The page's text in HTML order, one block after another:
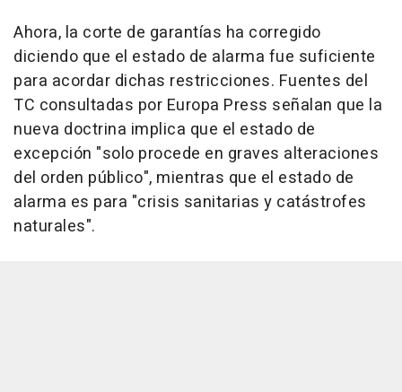
Ahora, la corte de garantías ha corregido
diciendo que el estado de alarma fue suficiente
para acordar dichas restricciones. Fuentes del
TC consultadas por Europa Press señalan que la
nueva doctrina implica que el estado de
excepción "solo procede en graves alteraciones
del orden público", mientras que el estado de
alarma es para "crisis sanitarias y catástrofes
naturales".